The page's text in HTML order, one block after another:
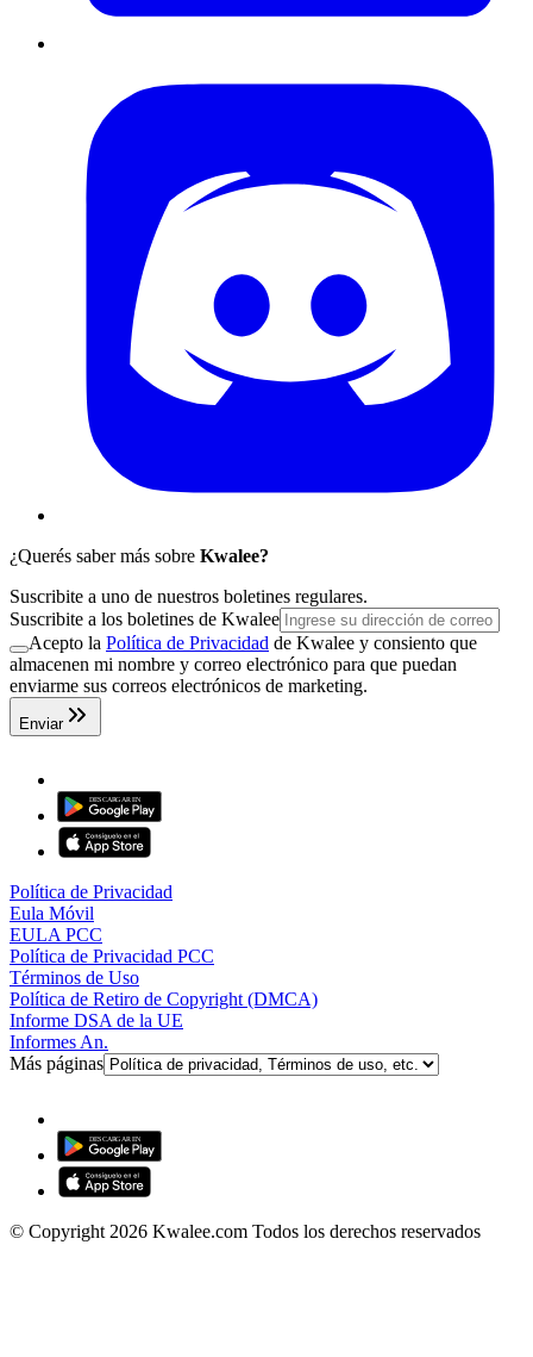
¿Querés saber más sobre Kwalee?
Suscribite a uno de nuestros boletines regulares.
Suscribite a los boletines de Kwalee
Acepto la Política de Privacidad de Kwalee y consiento que
almacenen mi nombre y correo electrónico para que puedan
enviarme sus correos electrónicos de marketing.
Enviar
Política de Privacidad
Eula Móvil
EULA PCC
Política de Privacidad PCC
Términos de Uso
Política de Retiro de Copyright (DMCA)
Informe DSA de la UE
Informes An.
Más páginas
© Copyright 2026 Kwalee.com Todos los derechos reservados